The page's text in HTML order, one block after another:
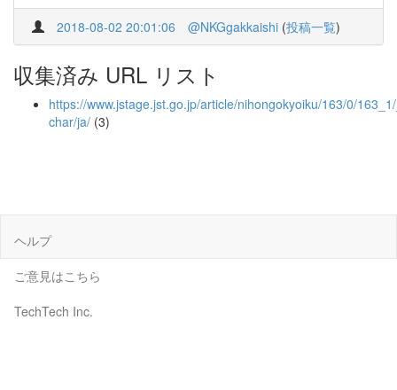
2018-08-02 20:01:06 @NKGgakkaishi (投稿一覧)
収集済み URL リスト
https://www.jstage.jst.go.jp/article/nihongokyoiku/163/0/
char/ja/ (3)
ヘルプ
ご意見はこちら
TechTech Inc.